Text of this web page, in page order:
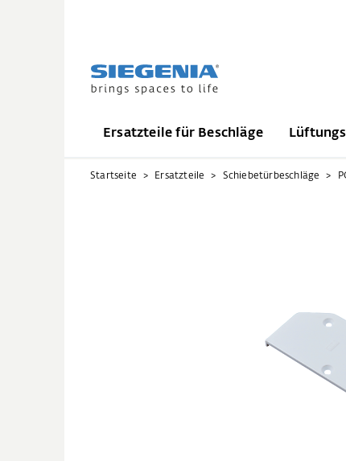
Ersatzteile für Beschläge
Startseite Ersatzteile Schiebetürbeschläge